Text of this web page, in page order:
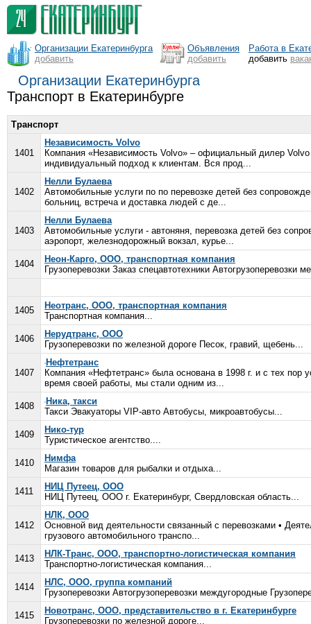
Организации Екатеринбурга
добавить
Объявления
добавить
Работа в
добавить
Организации Екатеринбурга
Транспорт в Екатеринбурге
Транспорт
1401
Независимость Volvo
Компания «Независимость Volvo» – официальный дилер
индивидуальный подход к клиентам. Вся прод...
1402
Нелли Булаева
Автомобильные услуги по по перевозке детей без
больниц, встреча и доставка людей с де...
1403
Нелли Булаева
Автомобильные услуги - автоняня, перевозка детей без
аэропорт, железнодорожный вокзал, курье...
1404
Неон-Карго, ООО, транспортная компания
Грузоперевозки Заказ спецавтотехники Автогрузоперевозки
1405
Неотранс, ООО, транспортная компания
Транспортная компания...
1406
Нерудтранс, ООО
Грузоперевозки по железной дороге Песок, гравий, щебень...
1407
Нефтетранс
Компания «Нефтетранс» была основана в 1998 г. и с тех
время своей работы, мы стали одним из...
1408
Ника, такси
Такси Эвакуаторы VIP-авто Автобусы, микроавтобусы...
1409
Нико-тур
Туристическое агентство....
1410
Нимфа
Магазин товаров для рыбалки и отдыха...
1411
НИЦ Путеец, ООО
НИЦ Путеец, ООО г. Екатеринбург, Свердловская область...
1412
НЛК, ООО
Основной вид деятельности связанный с перевозками •
грузового автомобильного транспо...
1413
НЛК-Транс, ООО, транспортно-логистическая компания
Транспортно-логистическая компания...
1414
НЛС, ООО, группа компаний
Грузоперевозки Автогрузоперевозки междугородные
1415
Новотранс, ООО, представительство в г. Екатеринбурге
Грузоперевозки по железной дороге...